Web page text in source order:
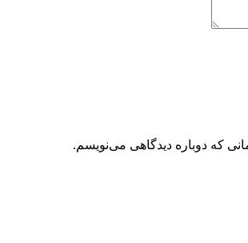
که دوباره دیدگاهی می‌نویسم.